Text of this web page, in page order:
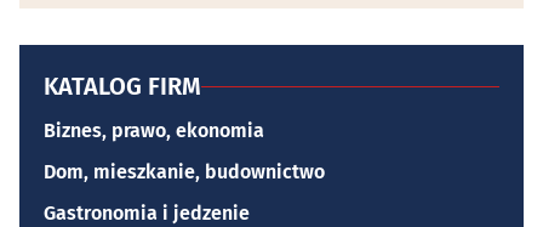
KATALOG FIRM
Biznes, prawo, ekonomia
Dom, mieszkanie, budownictwo
Gastronomia i jedzenie